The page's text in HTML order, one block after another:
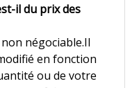
il du prix des
négociable.Il
en fonction
ou de votre